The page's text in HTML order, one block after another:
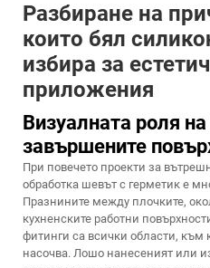
Разбиране на
които бял
избира за
приложения
Визуалната роля
завършените
При повечето проекти за
обработка шевът с герметик е
Празнините между плочките,
кухненските работни
фитинги са всички области, към
насочва. Лошо нанесеният или